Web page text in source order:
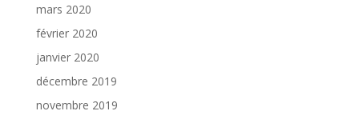
mars 2020
février 2020
janvier 2020
décembre 2019
novembre 2019